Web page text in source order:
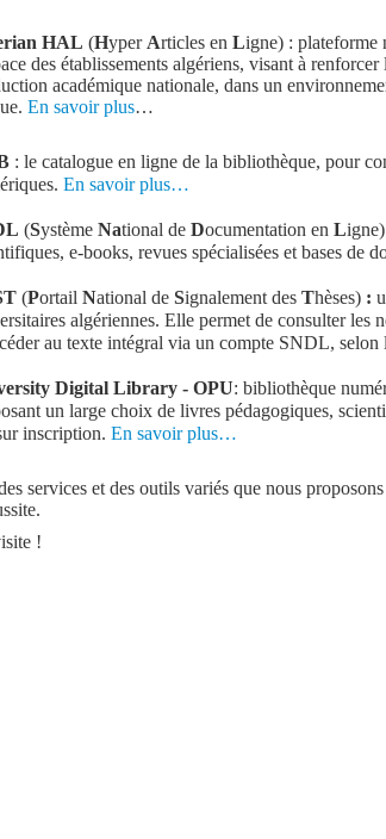
HAL (HyperArticles en Ligne) : plateforme
des établissements algériens, visant à
académique nationale, dans un
En savoir plus…
: le catalogue en ligne de la bibliothèque, pour
En savoir plus…
(Système National de Documentation en L
e-books, revues spécialisées et bases de
(Portail National de Signalement des Thèses) :
algériennes. Elle permet de consulter les
au texte intégral via un compte SNDL,
Digital Library - OPU: bibliothèque
un large choix de livres pédagogiques,
inscription. En savoir plus…
services et des outils variés que nous
!